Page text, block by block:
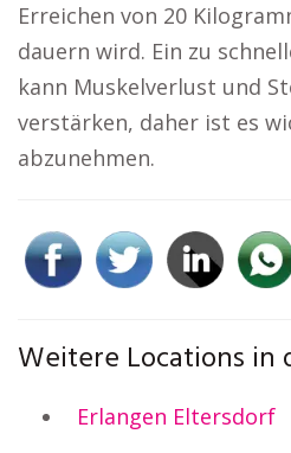
Erreichen von 20
dauern wird. Ein zu
kann Muskelverlust und
verstärken, daher ist es
abzunehmen.
Weitere Locations in
Erlangen Eltersdorf